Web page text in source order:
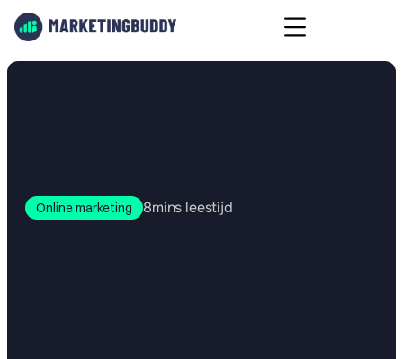
Online marketing 8mins leestijd